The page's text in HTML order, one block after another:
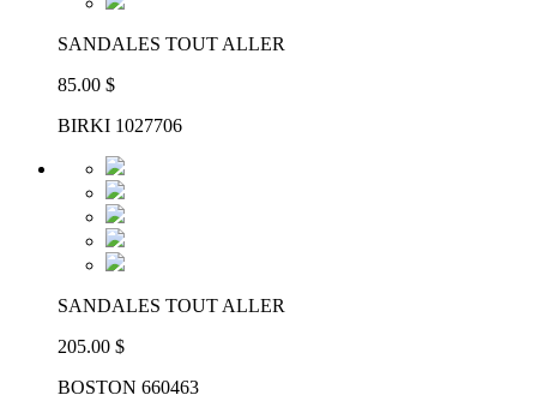
SANDALES TOUT ALLER
85.00 $
BIRKI 1027706
SANDALES TOUT ALLER
205.00 $
BOSTON 660463